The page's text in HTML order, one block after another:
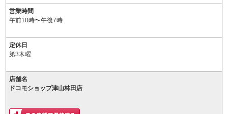
営業時間
午前10時〜午後7時
定休日
第3木曜
店舗名
ドコモショップ津山林田店